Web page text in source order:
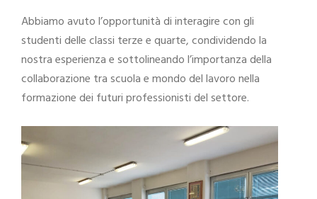
Abbiamo avuto l’opportunità di interagire con gli
studenti delle classi terze e quarte, condividendo la
nostra esperienza e sottolineando l’importanza della
collaborazione tra scuola e mondo del lavoro nella
formazione dei futuri professionisti del settore.